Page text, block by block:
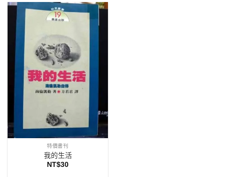
特價書刊
我的生活
NT$30